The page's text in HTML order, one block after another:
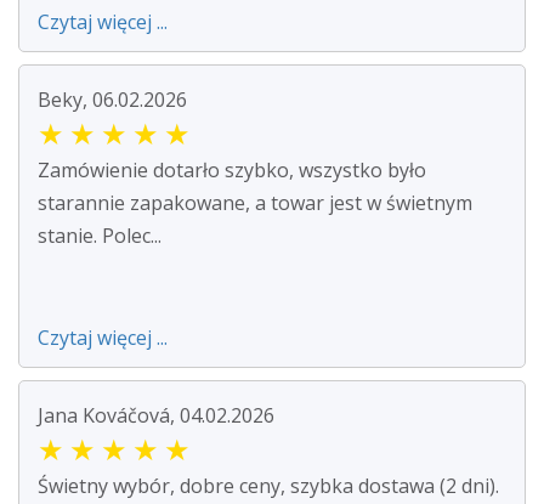
Czytaj więcej ...
Beky, 06.02.2026
★ ★ ★ ★ ★
Zamówienie dotarło szybko, wszystko było
starannie zapakowane, a towar jest w świetnym
stanie. Polec...
Czytaj więcej ...
Jana Kováčová, 04.02.2026
★ ★ ★ ★ ★
Świetny wybór, dobre ceny, szybka dostawa (2 dni).